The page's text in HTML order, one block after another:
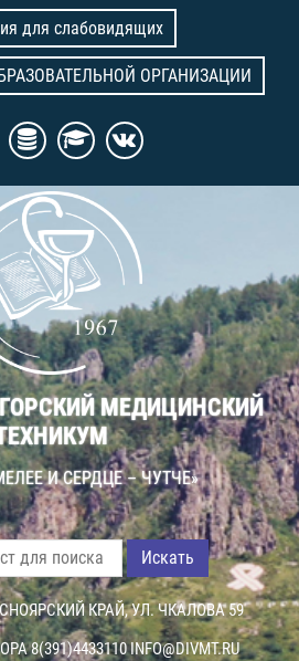
для слабовидящих
ОРГАНИЗАЦИИ
МЕДИЦИНСКИЙ
И СЕРДЦЕ – ЧУТЧЕ»
Искать
КРАЙ, УЛ. ЧКАЛОВА 59
8(391)4433110INFO@DIVMT.RU